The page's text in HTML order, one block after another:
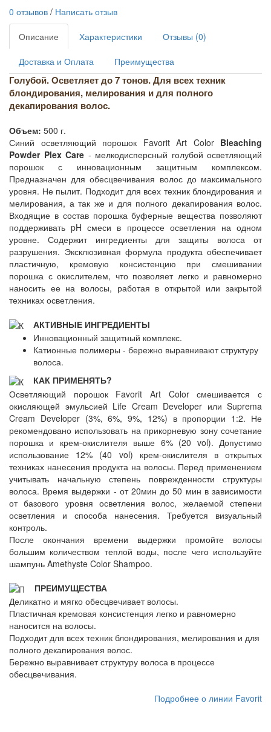
0 отзывов / Написать отзыв
Описание Характеристики Отзывы (0)
Доставка и Оплата Преимущества
Голубой. Осветляет до 7 тонов. Для всех техник
блондирования, мелирования и для полного
декапирования волос.
Объем: 500 г.
Синий осветляющий порошок Favorit Art Color Bleaching
Powder Plex Care - мелкодисперсный голубой осветляющий
порошок с инновационным защитным комплексом.
Предназначен для обесцвечивания волос до максимального
уровня. Не пылит. Подходит для всех техник блондирования и
мелирования, а так же и для полного декапирования волос.
Входящие в состав порошка буферные вещества позволяют
поддерживать pH смеси в процессе осветления на одном
уровне. Содержит ингредиенты для защиты волоса от
разрушения. Эксклюзивная формула продукта обеспечивает
пластичную, кремовую консистенцию при смешивании
порошка с окислителем, что позволяет легко и равномерно
наносить ее на волосы, работая в открытой или закрытой
техниках осветления.
АКТИВНЫЕ ИНГРЕДИЕНТЫ
Инновационный защитный комплекс.
Катионные полимеры - бережно выравнивают структуру
волоса.
КАК ПРИМЕНЯТЬ?
Осветляющий порошок Favorit Art Color смешивается с
окисляющей эмульсией Life Cream Developer или Suprema
Cream Developer (3%, 6%, 9%, 12%) в пропорции 1:2. Не
рекомендовано использовать на прикорневую зону сочетание
порошка и крем-окислителя выше 6% (20 vol). Допустимо
использование 12% (40 vol) крем-окислителя в открытых
техниках нанесения продукта на волосы. Перед применением
учитывать начальную степень поврежденности структуры
волоса. Время выдержки - от 20мин до 50 мин в зависимости
от базового уровня осветления волос, желаемой степени
осветления и способа нанесения. Требуется визуальный
контроль.
После окончания времени выдержки промойте волосы
большим количеством теплой воды, после чего используйте
шампунь Amethyste Color Shampoo.
ПРЕИМУЩЕСТВА
Деликатно и мягко обесцвечивает волосы.
Пластичная кремовая консистенция легко и равномерно
наносится на волосы.
Подходит для всех техник блондирования, мелирования и для
полного декапирования волос.
Бережно выравнивает структуру волоса в процессе
обесцвечивания.
Подробнее о линии Favorit